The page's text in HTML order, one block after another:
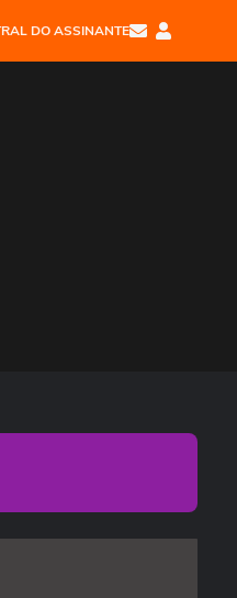
DO ASSINANTE